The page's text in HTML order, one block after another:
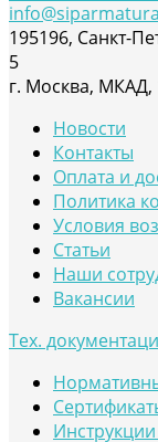
195196, Санкт-
5
г. Москва, МКАД,
Новости
Контакты
Оплата и
Политика
Условия
Статьи
Наши
Вакансии
Тех.